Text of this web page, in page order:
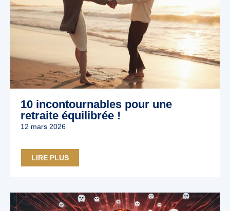
10 incontournables pour une
retraite équilibrée !
12 mars 2026
LIRE PLUS